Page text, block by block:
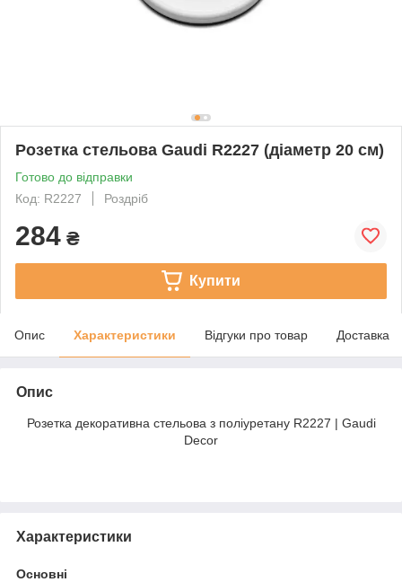
Розетка стельова Gaudi R2227 (діаметр 20 cм)
Готово до відправки
Код: R2227
Роздріб
284 ₴
Купити
Опис Характеристики Відгуки про товар Доставка
Опис
Розетка декоративна стельова з поліуретану R2227 | Gaudi
Decor
Характеристики
Основні